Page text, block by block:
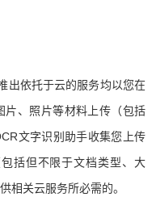
出依托于云的服务均以您在
片、照片等材料上传（包括
文字识别助手收集您上传
括但不限于文档类型、大
相关云服务所必需的。